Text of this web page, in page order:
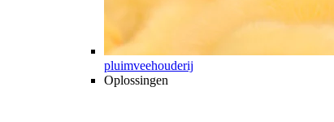
pluimveehouderij
Oplossingen